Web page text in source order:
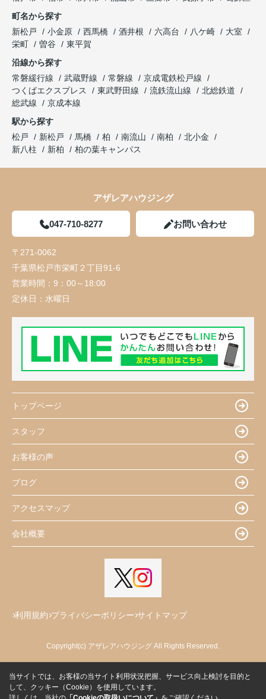
町名から探す
新松戸
小金原 西馬橋 酒井根 六高台 八ケ崎
大室
栄町
曽谷
東平賀
沿線から探す
常磐緩行線
武蔵野線 常磐線
京成電鉄松戸線
つくばエクスプレス
東武野田線 流鉄流山線
北総鉄道
総武線
京成本線
駅から探す
松戸
新松戸 馬橋 柏 南流山 南柏
北小金
新八柱
新柏 柏の葉キャンパス
アザレアハウジング
047-710-8277 お問い合わせ
〒271-0062
千葉県松戸市栄町２丁目91-6
営業時間： 9：00～18:00
定休日： 水曜日
トップページ
スタッフ
お客様の声
ブログ
アクセスマップ
会社概要
利用規約 プライバシーポリシー サイトマップ
Copyright(c) アザレアハウジング All Rights Reserved.
当サイトでは、お客様の当サイト利用状況把握、サービス向上検討を目的と
して、クッキー（Cookie）を使用しています。